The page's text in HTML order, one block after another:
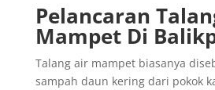
Pelancaran
Mampet Di
Talang air mampet biasanya
sampah daun kering dari pokok